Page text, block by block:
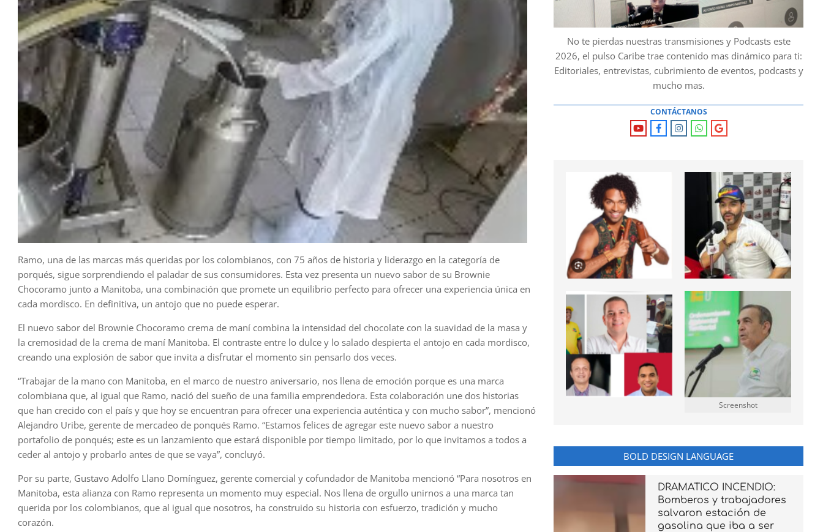
Ramo, una de las marcas más queridas por los colombianos, con 75 años de historia y liderazgo en la categoría de
porqués, sigue sorprendiendo el paladar de sus consumidores. Esta vez presenta un nuevo sabor de su Brownie
Chocoramo junto a Manitoba, una combinación que promete un equilibrio perfecto para ofrecer una experiencia única en
cada mordisco. En definitiva, un antojo que no puede esperar.
El nuevo sabor del Brownie Chocoramo crema de maní combina la intensidad del chocolate con la suavidad de la masa y
la cremosidad de la crema de maní Manitoba. El contraste entre lo dulce y lo salado despierta el antojo en cada mordisco,
creando una explosión de sabor que invita a disfrutar el momento sin pensarlo dos veces.
“Trabajar de la mano con Manitoba, en el marco de nuestro aniversario, nos llena de emoción porque es una marca
colombiana que, al igual que Ramo, nació del sueño de una familia emprendedora. Esta colaboración une dos historias
que han crecido con el país y que hoy se encuentran para ofrecer una experiencia auténtica y con mucho sabor”, mencionó
Alejandro Uribe, gerente de mercadeo de ponqués Ramo. “Estamos felices de agregar este nuevo sabor a nuestro
portafolio de ponqués; este es un lanzamiento que estará disponible por tiempo limitado, por lo que invitamos a todos a
ceder al antojo y probarlo antes de que se vaya”, concluyó.
Por su parte, Gustavo Adolfo Llano Domínguez, gerente comercial y cofundador de Manitoba mencionó “Para nosotros en
Manitoba, esta alianza con Ramo representa un momento muy especial. Nos llena de orgullo unirnos a una marca tan
querida por los colombianos, que al igual que nosotros, ha construido su historia con esfuerzo, tradición y mucho
corazón.
No te pierdas nuestras transmisiones y Podcasts este
2026, el pulso Caribe trae contenido mas dinámico para ti:
Editoriales, entrevistas, cubrimiento de eventos, podcasts y
mucho mas.
CONTÁCTANOS
Screenshot
BOLD DESIGN LANGUAGE
DRAMATICO INCENDIO:
Bomberos y trabajadores
salvaron estación de
gasolina que iba a ser